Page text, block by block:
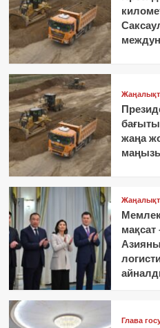
жаңа
мақсат
Глава